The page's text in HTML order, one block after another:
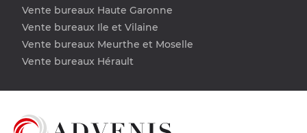
Vente bureaux Haute Garonne
Vente bureaux Ile et Vilaine
Vente bureaux Meurthe et Moselle
Vente bureaux Hérault